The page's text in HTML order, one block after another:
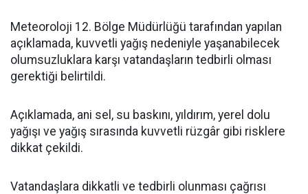
Meteoroloji 12. Bölge Müdürlüğü tarafından yapılan
açıklamada, kuvvetli yağış nedeniyle yaşanabilecek
olumsuzluklara karşı vatandaşların tedbirli olması
gerektiği belirtildi.
Açıklamada, ani sel, su baskını, yıldırım, yerel dolu
yağışı ve yağış sırasında kuvvetli rüzgâr gibi risklere
dikkat çekildi.
Vatandaşlara dikkatli ve tedbirli olunması çağrısı